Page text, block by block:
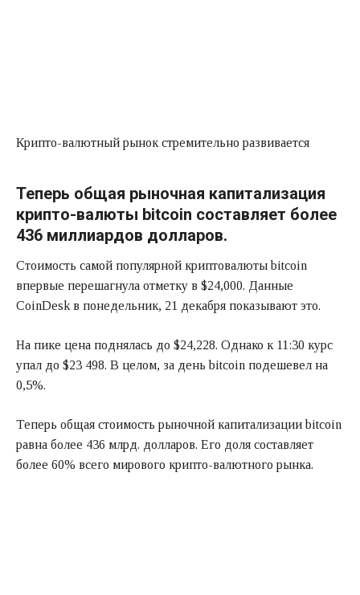
Крипто-валютный рынок стремительно развивается
Теперь общая рыночная капитализация
крипто-валюты bitcoin составляет более
436 миллиардов долларов.
Стоимость самой популярной криптовалюты bitcoin
впервые перешагнула отметку в $24,000. Данные
CoinDesk в понедельник, 21 декабря показывают это.
На пике цена поднялась до $24,228. Однако к 11:30 курс
упал до $23 498. В целом, за день bitcoin подешевел на
0,5%.
Теперь общая стоимость рыночной капитализации bitcoin
равна более 436 млрд. долларов. Его доля составляет
более 60% всего мирового крипто-валютного рынка.